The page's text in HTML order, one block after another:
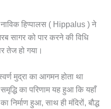
हिप्पालस ( Hippalus ) ने
सागर को पार करने की विधि
तेज हो गया।
मुद्रा का आगमन होता था
का परिणाम यह हुआ कि यहाँ
हुआ, साथ ही मंदिरों, बौद्ध